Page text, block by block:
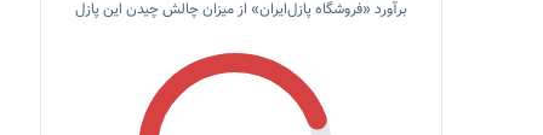
برآورد «فروشگاه پازل‌ایران» از میزان چالش چیدن این پازل